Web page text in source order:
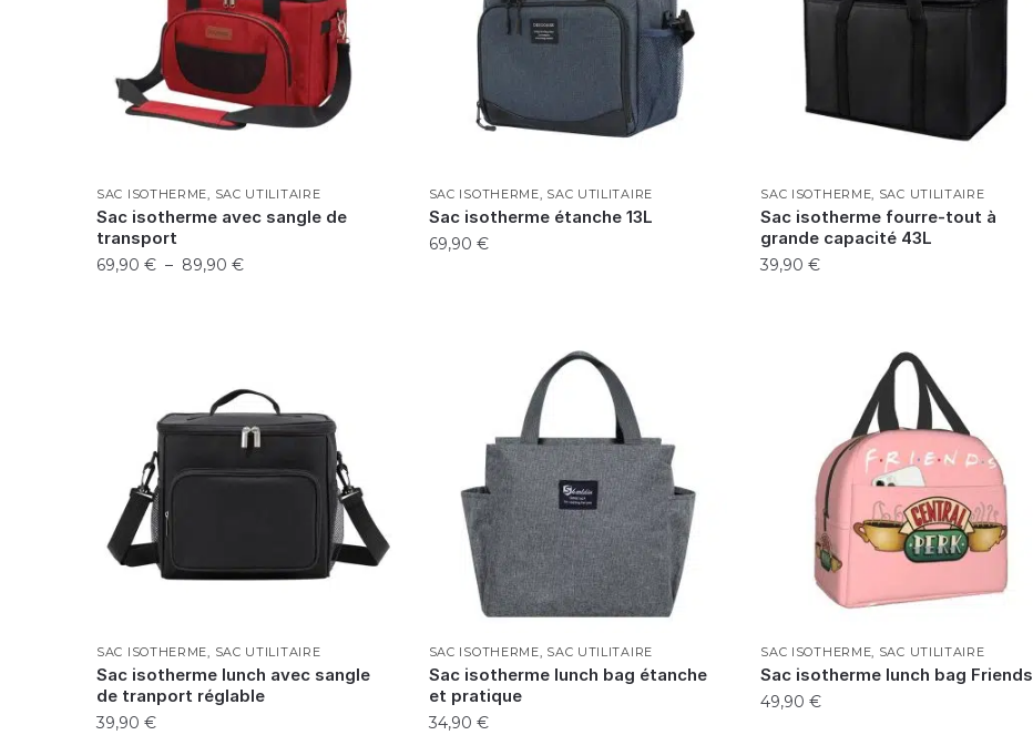
SAC ISOTHERME SAC UTILITAIRE
Sac isotherme avec sangle de
transport
69,90 € – 89,90 €
SAC ISOTHERME SAC UTILITAIRE
Sac isotherme étanche 13L
69,90 €
SAC ISOTHERME SAC UTILITAIRE
Sac isotherme fourre-tout à
grande capacité 43L
39,90€
SAC ISOTHERME, SAC UTILITAIRE
Sac isotherme lunch avec sangle
de tranport réglable
39,90 €
SAC ISOTHERME, SAC UTILITAIRE
Sac isotherme lunch bag étanche
et pratique
34,90 €
SAC ISOTHERME, SAC UTILITAIRE
Sac isotherme lunch bag Friends
49,90€